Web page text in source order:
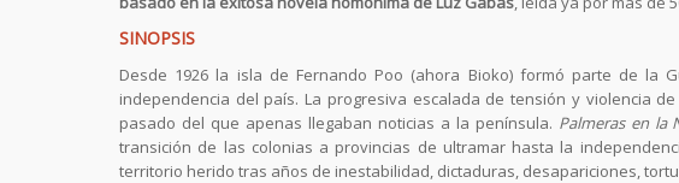
SINOPSIS
Desde 1926 la isla de Fernando Poo (ahora Bioko) formó parte de la
independencia del país. La progresiva escalada de tensión y violencia
pasado del que apenas llegaban noticias a la península. Palmeras en la
transición de las colonias a provincias de ultramar hasta la
territorio herido tras años de inestabilidad, dictaduras, desapariciones,